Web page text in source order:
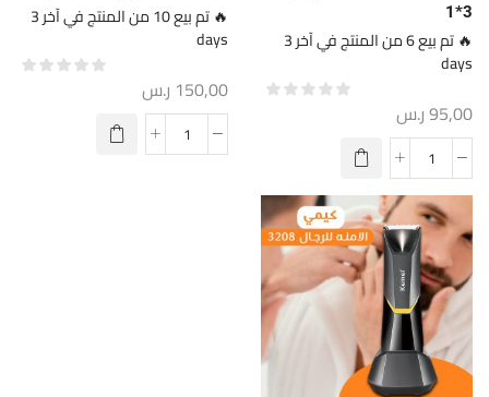
3*1
🔥 تم بيع 6 من المنتج في آخر 3
days
95,00ر.س
🔥 تم بيع 10 من المنتج في آخر 3
days
150,00 ر.س